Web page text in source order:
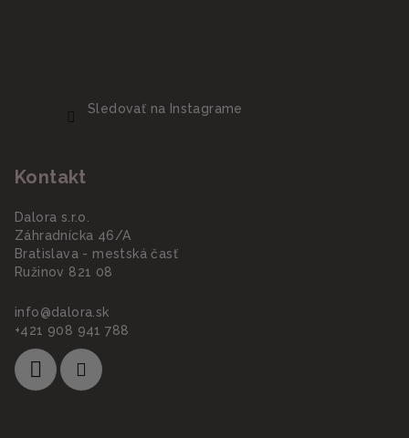
Sledovať na Instagrame
Kontakt
Dalora s.r.o.
Záhradnícka 46/A
Bratislava - mestská časť
Ružinov 821 08
info@dalora.sk
+421 908 941 788